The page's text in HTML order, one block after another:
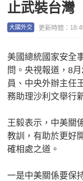
止武裝台灣
大國外交 更新時間：
美國總統國家安全
問。央視報道，8
員、中央外辦主任
務助理沙利文舉行
王毅表示，中美關
教訓，有助於更好
確相處之道。
一是中美關係要保